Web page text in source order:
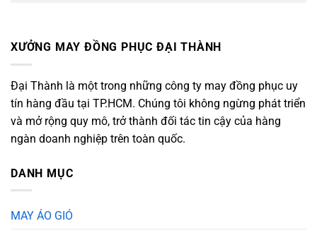
XƯỞNG MAY ĐỒNG PHỤC ĐẠI THÀNH
Đại Thành là một trong những công ty may đồng phục uy
tín hàng đầu tại TP.HCM. Chúng tôi không ngừng phát triển
và mở rộng quy mô, trở thành đối tác tin cậy của hàng
ngàn doanh nghiệp trên toàn quốc.
DANH MỤC
MAY ÁO GIÓ